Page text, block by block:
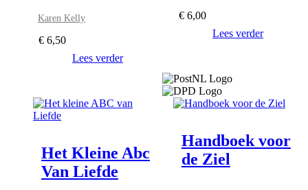
Karen Kelly
€ 6,50
Lees verder
€6,00
Lees verder
Het Kleine Abc
Van Liefde
Handboek voor
de Ziel